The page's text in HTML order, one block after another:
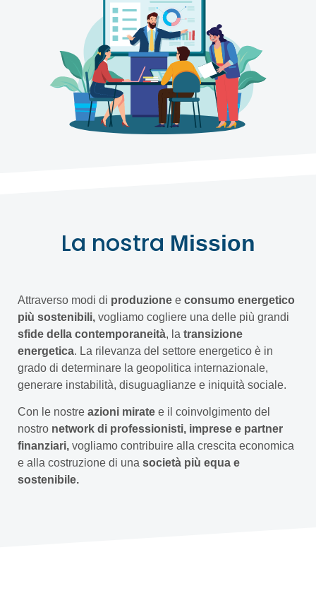
La nostra Mission
Attraverso modi di produzione e consumo energetico
più sostenibili, vogliamo cogliere una delle più grandi
sfide della contemporaneità, la transizione
energetica. La rilevanza del settore energetico è in
grado di determinare la geopolitica internazionale,
generare instabilità, disuguaglianze e iniquità sociale.
Con le nostre azioni mirate e il coinvolgimento del
nostro network di professionisti, imprese e partner
finanziari, vogliamo contribuire alla crescita economica
e alla costruzione di una società più equa e
sostenibile.